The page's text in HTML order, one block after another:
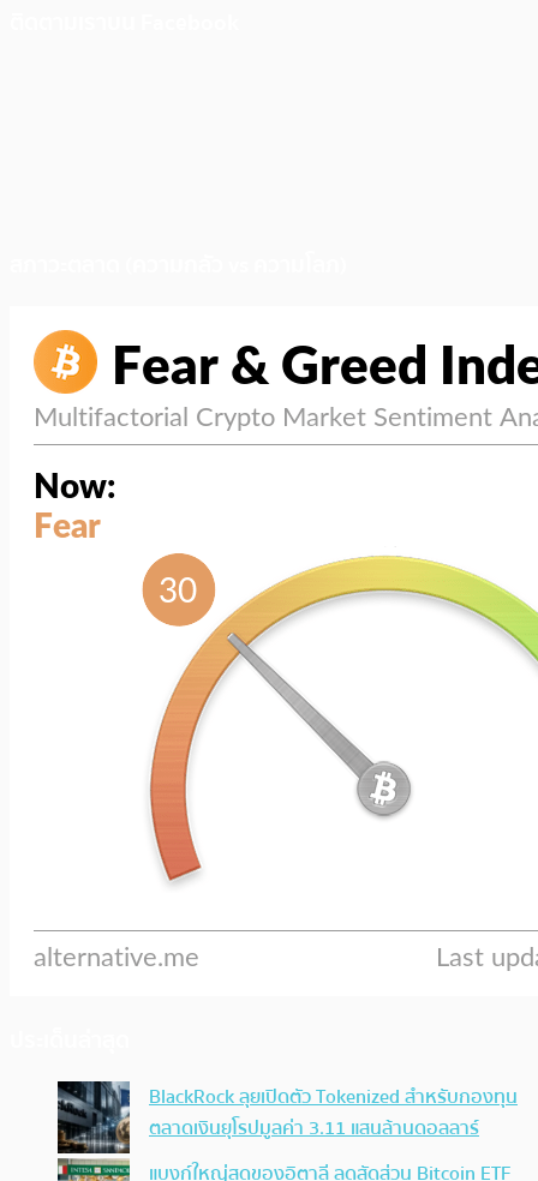
BlackRock ลุยเปิดตัว Tokenized สำหรับกองทุน
ตลาดเงินยุโรปมูลค่า 3.11 แสนล้านดอลลาร์
แบงก์ใหญ่สุดของอิตาลี ลดสัดส่วน Bitcoin ETF